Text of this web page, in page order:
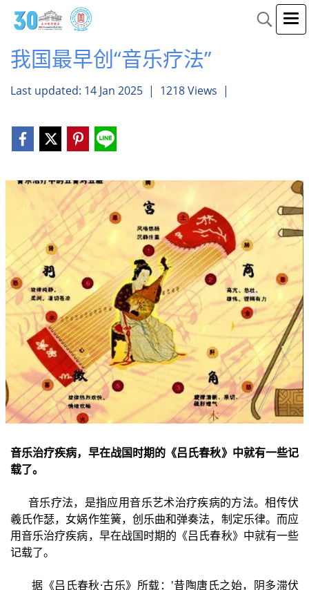
我国最早创“音乐疗法”
Last updated: 14 Jan 2025 | 1218 Views |
音乐治疗疾病，早在战国时期的《吕氏春秋》中就有一些记
载了。
音乐疗法，是指应用音乐艺术治疗疾病的方法。相传伏
羲氏作瑟，女娲作笙簧，创乐曲和弹奏法，制定乐律。而应
用音乐治疗疾病，早在战国时期的《吕氏春秋》中就有一些
记载了。
据《吕氏春秋·古乐》所载：'昔陶唐氏之始，阴多滞伏